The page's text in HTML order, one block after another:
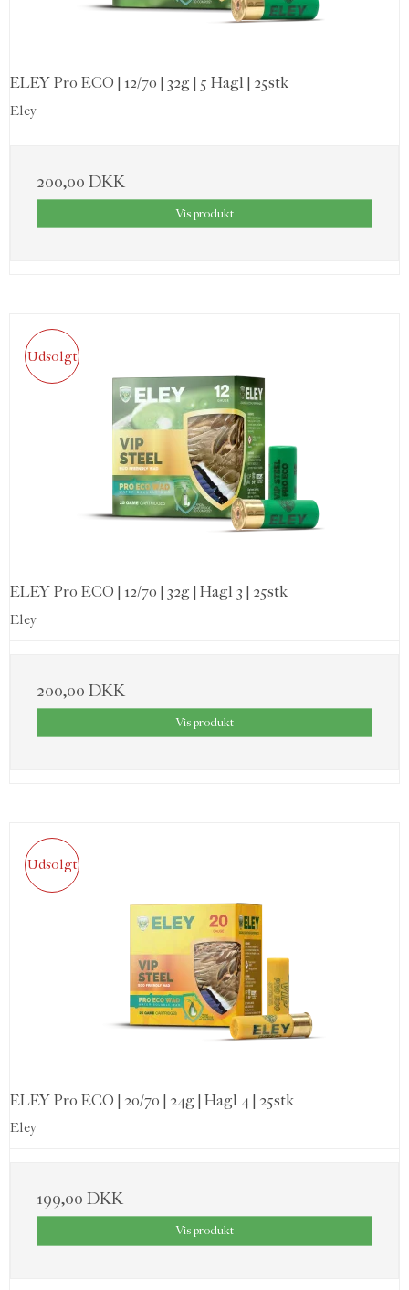
ELEY Pro ECO | 12/70 | 32g | 5 Hagl | 25stk
Eley
200,00 DKK
Vis produkt
Udsolgt
ELEY Pro ECO | 12/70 | 32g | Hagl 3 | 25stk
Eley
200,00 DKK
Vis produkt
Udsolgt
ELEY Pro ECO | 20/70 | 24g | Hagl 4 | 25stk
Eley
199,00 DKK
Vis produkt